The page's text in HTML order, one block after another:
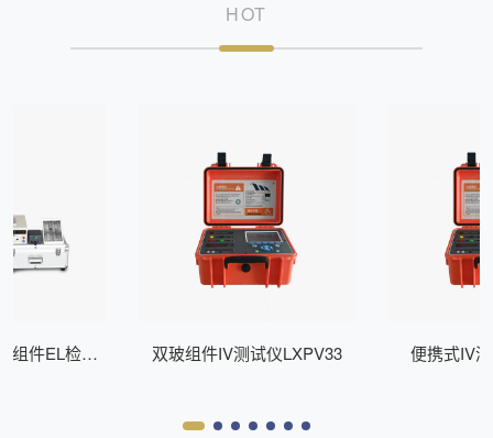
HOT
组件EL检测
双玻组件IV测试仪LXPV33 便携式IV